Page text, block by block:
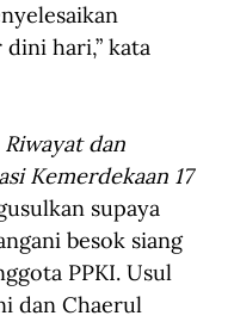
hari,” kata
Riwayat dan
Kemerdekaan 17
supaya
besok siang
PPKI. Usul
dan Chaerul